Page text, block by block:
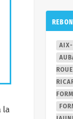
la
AIX-